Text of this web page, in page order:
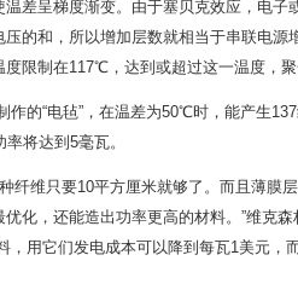
差呈梯度渐变。由于塞贝克效应，电
的和，所以增加层数就相当于串联电
度限制在117℃，达到或超过这一温度，
的“电毡”，在温差为50℃时，能产生
将达到5毫瓦。
纤维只要10平方厘米就够了。而且薄膜
化，还能造出功率更高的材料。”维克
，用它们发电成本可以降到每瓦1美元，